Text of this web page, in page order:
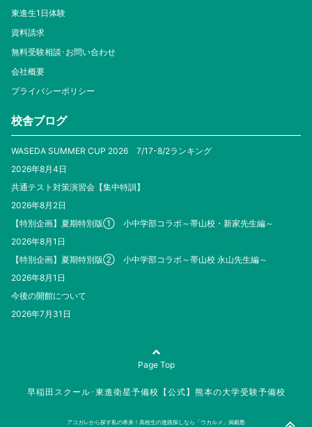
東進生1日体験
資料請求
無料受験相談･お問い合わせ
会社概要
プライバシーポリシー
校舎ブログ
WASEDA SUMMER CUP 2026 7/17-8/2ランキング
2026年8月4日
共通テスト対策演習会【集中特訓】
2026年8月2日
【特別企画】夏期特別版① 小中学部コラボ～帯山校・新家先生編～
2026年8月1日
【特別企画】夏期特別版② 小中学部コラボ～帯山校 永山先生編～
2026年8月1日
今後の開館について
2026年7月31日
Page Top
早稲田スクール･東進衛星予備校【公式】熊本の大学受験予備校
アコガレから探す私の将来！高校生の進路探しなら「ウカルメ」掲載塾